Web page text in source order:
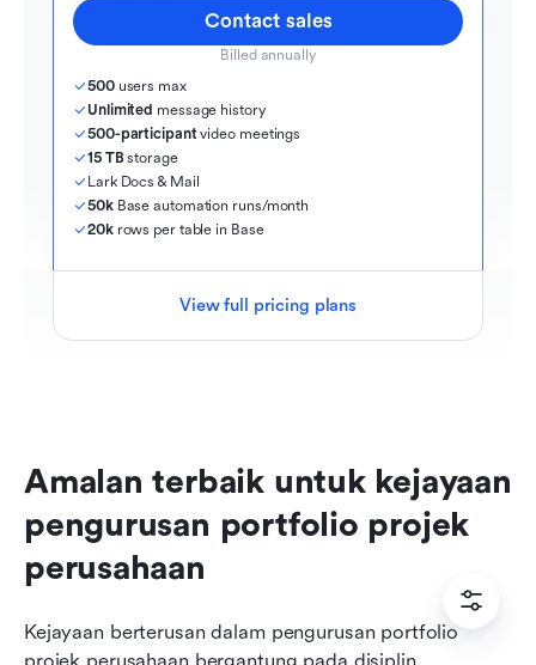
Contact sales
Billed annually
500 users max
Unlimited message history
500-participant video meetings
15 TB storage
Lark Docs & Mail
50k Base automation runs/month
20k rows per table in Base
View full pricing plans
Amalan terbaik untuk kejayaan
pengurusan portfolio projek
perusahaan
Kejayaan berterusan dalam pengurusan portfolio
projek perusahaan bergantung pada disiplin,